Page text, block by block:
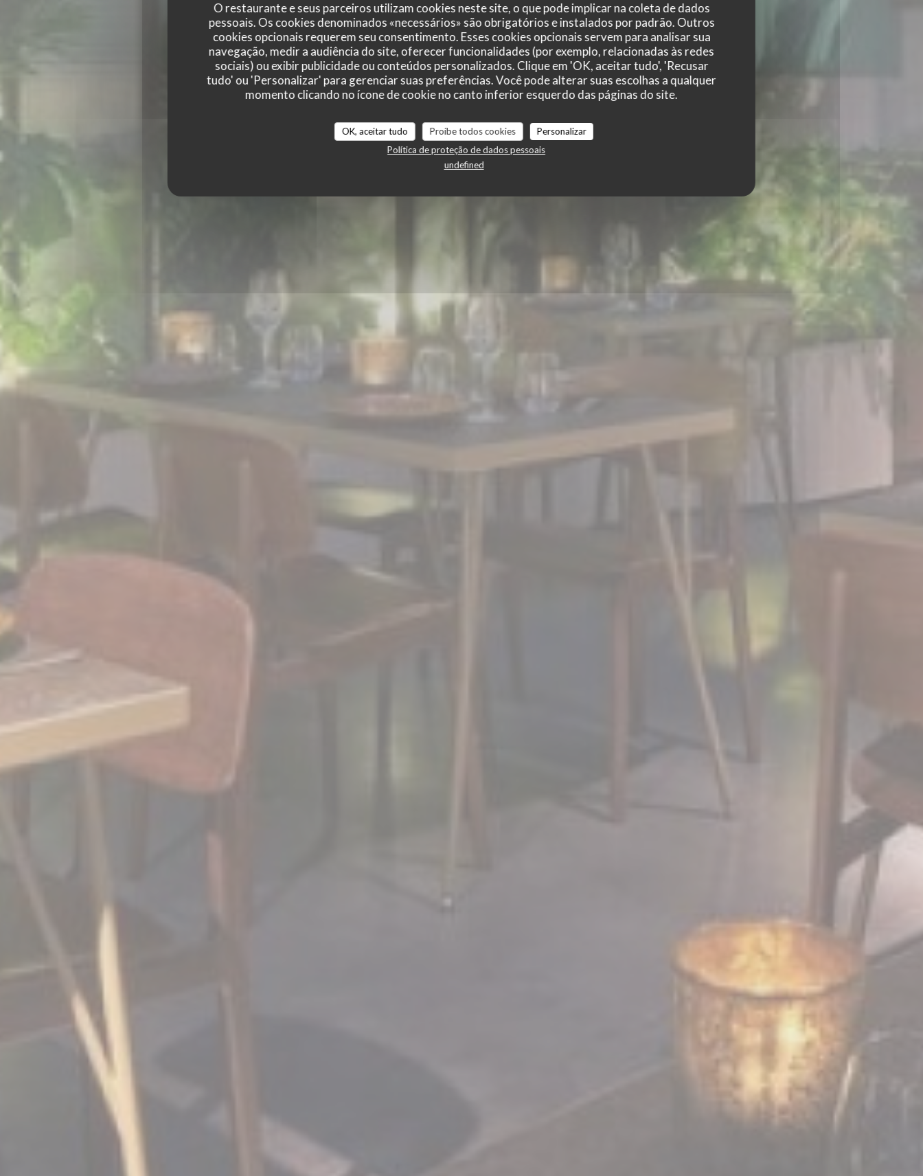
O restaurante e seus parceiros utilizam cookies neste site, o que pode implicar na coleta de dados
pessoais. Os cookies denominados «necessários» são obrigatórios e instalados por padrão. Outros
cookies opcionais requerem seu consentimento. Esses cookies opcionais servem para analisar sua
navegação, medir a audiência do site, oferecer funcionalidades (por exemplo, relacionadas às redes
sociais) ou exibir publicidade ou conteúdos personalizados. Clique em 'OK, aceitar tudo', 'Recusar
tudo' ou 'Personalizar' para gerenciar suas preferências. Você pode alterar suas escolhas a qualquer
momento clicando no ícone de cookie no canto inferior esquerdo das páginas do site.
OK, aceitar tudo Proíbe todos cookies
Personalizar
Política de proteção de dados pessoais
undefined
TERRA RESTAURANT
TERRA RESTAURANT |PARIS
RESERVAR UMA MESA